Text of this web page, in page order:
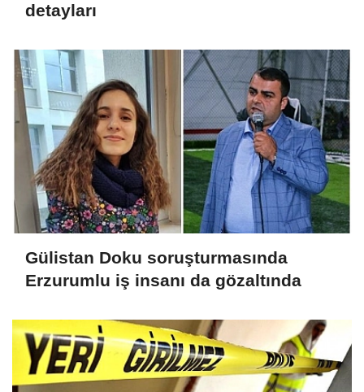
detayları
Gülistan Doku soruşturmasında
Erzurumlu iş insanı da gözaltında